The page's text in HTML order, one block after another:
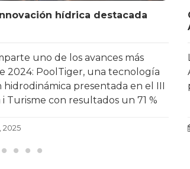
destacada
avances más
una tecnología
presentada en el III
un 71 %
Cobertores
Los
Acuacober
piscina
octubre 13,